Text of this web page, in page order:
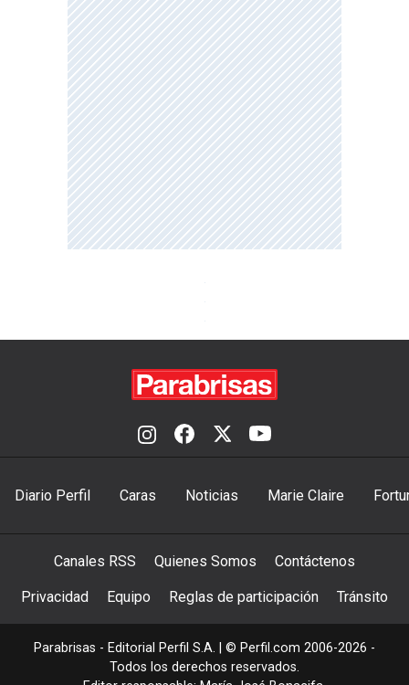
Diario Perfil Caras Noticias Marie Claire
Canales RSS Quienes Somos Contáctenos
Privacidad Equipo Reglas de participación Tránsito
Parabrisas - Editorial Perfil S.A. | © Perfil.com 2006-2026 -
Todos los derechos reservados.